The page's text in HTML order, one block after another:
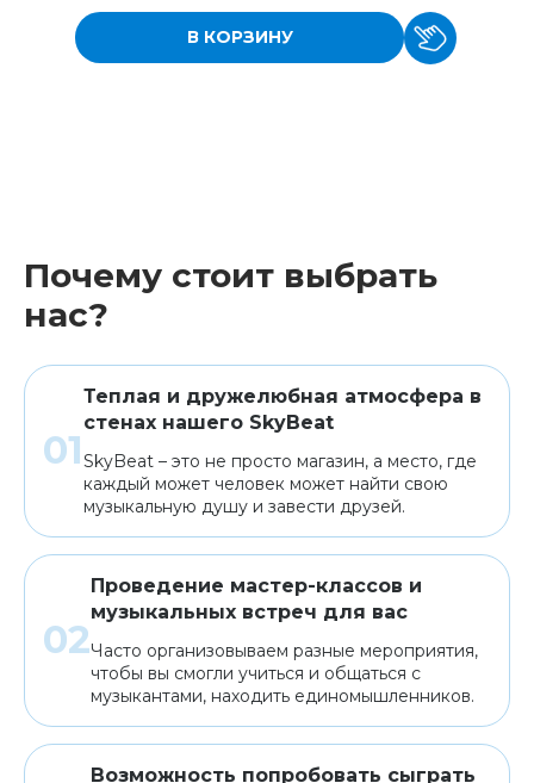
В КОРЗИНУ
Почему стоит выбрать
нас?
Теплая и дружелюбная атмосфера в
стенах нашего SkyBeat
SkyBeat – это не просто магазин, а место, где
каждый может человек может найти свою
музыкальную душу и завести друзей.
Проведение мастер-классов и
музыкальных встреч для вас
Часто организовываем разные мероприятия,
чтобы вы смогли учиться и общаться с
музыкантами, находить единомышленников.
Возможность попробовать сыграть